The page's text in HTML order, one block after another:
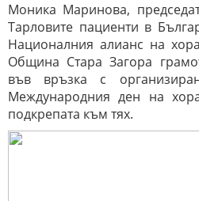
Моника Маринова,
Тарловите пациенти в
Националния алианс на
Община Стара Загора
във връзка с
Международния ден на
подкрепата към тях.